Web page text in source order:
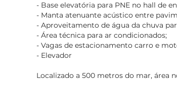
- Base elevatória para PNE no hall de
- Manta atenuante acústico entre
- Aproveitamento de água da chuva
- Área técnica para ar condicionados;
- Vagas de estacionamento carro e
- Elevador
Localizado a 500 metros do mar, área